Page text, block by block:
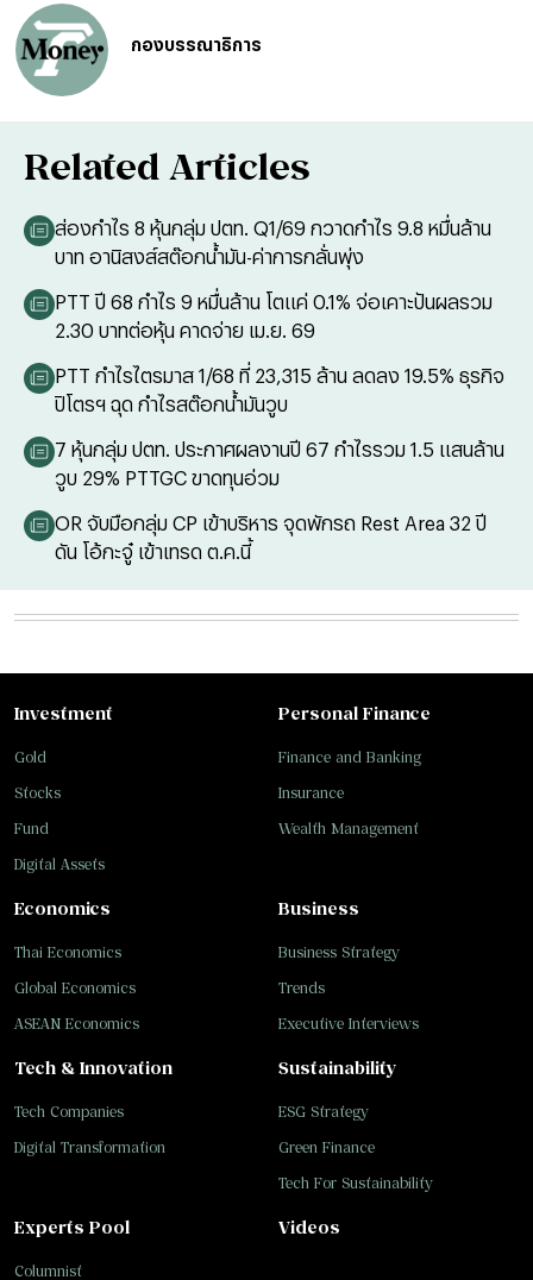
กองบรรณาธิการ
Related Articles
ส่องกำไร 8 หุ้นกลุ่ม ปตท. Q1/69 กวาดกำไร 9.8 หมื่นล้าน
บาท อานิสงส์สต๊อกน้ำมัน-ค่าการกลั่นพุ่ง
PTT ปี 68 กำไร 9 หมื่นล้าน โตแค่ 0.1% จ่อเคาะปันผลรวม
2.30 บาทต่อหุ้น คาดจ่าย เม.ย. 69
PTT กำไรไตรมาส 1/68 ที่ 23,315 ล้าน ลดลง 19.5% ธุรกิจ
ปิโตรฯ ฉุด กำไรสต๊อกน้ำมันวูบ
7 หุ้นกลุ่ม ปตท. ประกาศผลงานปี 67 กำไรรวม 1.5 แสนล้าน
วูบ 29% PTTGC ขาดทุนอ่วม
OR จับมือกลุ่ม CP เข้าบริหาร จุดพักรถ Rest Area 32 ปี
ดัน โอ้กะจู๋ เข้าเทรด ต.ค.นี้
Investment
Gold
Stocks
Fund
Digital Assets
Personal Finance
Finance and Banking
Insurance
Wealth Management
Business
Business Strategy
Trends
Executive Interviews
Tech & Innovation
Tech Companies
Digital Transformation
Sustainability
ESG Strategy
Green Finance
Tech For Sustainability
Economics
Thai Economics
Global Economics
ASEAN Economics
Experts Pool
Columnist
Videos